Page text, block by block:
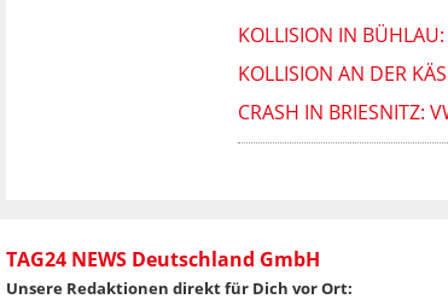
KOLLISION IN BÜHLAU:
KOLLISION AN DER
CRASH IN BRIESNITZ:
TAG24 NEWS Deutschland GmbH
Unsere Redaktionen direkt für Dich vor Ort: